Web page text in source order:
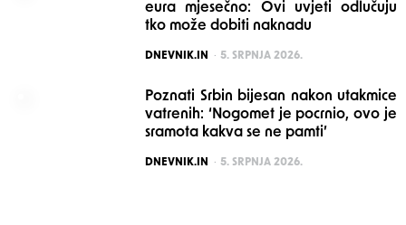
eura mjesečno: Ovi uvjeti odlučuju
tko može dobiti naknadu
POSTED
DNEVNIK.IN 5. SRPNJA 2026.
Poznati Srbin bijesan nakon utakmice
vatrenih: ‘Nogomet je pocrnio, ovo je
sramota kakva se ne pamti’
POSTED
DNEVNIK.IN 5. SRPNJA 2026.